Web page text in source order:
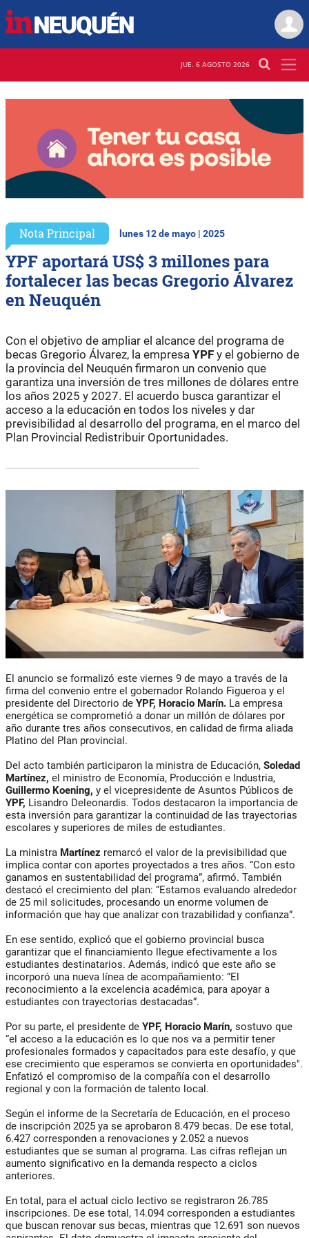
JUE. 6 AGOSTO 2026
Nota Principal lunes 12 de mayo | 2025
YPF aportará US$ 3 millones para
fortalecer las becas Gregorio Álvarez
en Neuquén
Con el objetivo de ampliar el alcance del programa de
becas Gregorio Álvarez, la empresa YPF y el gobierno de
la provincia del Neuquén firmaron un convenio que
garantiza una inversión de tres millones de dólares entre
los años 2025 y 2027. El acuerdo busca garantizar el
acceso a la educación en todos los niveles y dar
previsibilidad al desarrollo del programa, en el marco del
Plan Provincial Redistribuir Oportunidades.
El anuncio se formalizó este viernes 9 de mayo a través de la
firma del convenio entre el gobernador Rolando Figueroa y el
presidente del Directorio de YPF, Horacio Marín. La empresa
energética se comprometió a donar un millón de dólares por
año durante tres años consecutivos, en calidad de firma aliada
Platino del Plan provincial.
Del acto también participaron la ministra de Educación, Soledad
Martínez, el ministro de Economía, Producción e Industria,
Guillermo Koening, y el vicepresidente de Asuntos Públicos de
YPF, Lisandro Deleonardis. Todos destacaron la importancia de
esta inversión para garantizar la continuidad de las trayectorias
escolares y superiores de miles de estudiantes.
La ministra Martínez remarcó el valor de la previsibilidad que
implica contar con aportes proyectados a tres años. “Con esto
ganamos en sustentabilidad del programa”, afirmó. También
destacó el crecimiento del plan: “Estamos evaluando alrededor
de 25 mil solicitudes, procesando un enorme volumen de
información que hay que analizar con trazabilidad y confianza”.
En ese sentido, explicó que el gobierno provincial busca
garantizar que el financiamiento llegue efectivamente a los
estudiantes destinatarios. Además, indicó que este año se
incorporó una nueva línea de acompañamiento: “El
reconocimiento a la excelencia académica, para apoyar a
estudiantes con trayectorias destacadas”.
Por su parte, el presidente de YPF, Horacio Marín, sostuvo que
“el acceso a la educación es lo que nos va a permitir tener
profesionales formados y capacitados para este desafío, y que
ese crecimiento que esperamos se convierta en oportunidades".
Enfatizó el compromiso de la compañía con el desarrollo
regional y con la formación de talento local.
Según el informe de la Secretaría de Educación, en el proceso
de inscripción 2025 ya se aprobaron 8.479 becas. De ese total,
6.427 corresponden a renovaciones y 2.052 a nuevos
estudiantes que se suman al programa. Las cifras reflejan un
aumento significativo en la demanda respecto a ciclos
anteriores.
En total, para el actual ciclo lectivo se registraron 26.785
inscripciones. De ese total, 14.094 corresponden a estudiantes
que buscan renovar sus becas, mientras que 12.691 son nuevos